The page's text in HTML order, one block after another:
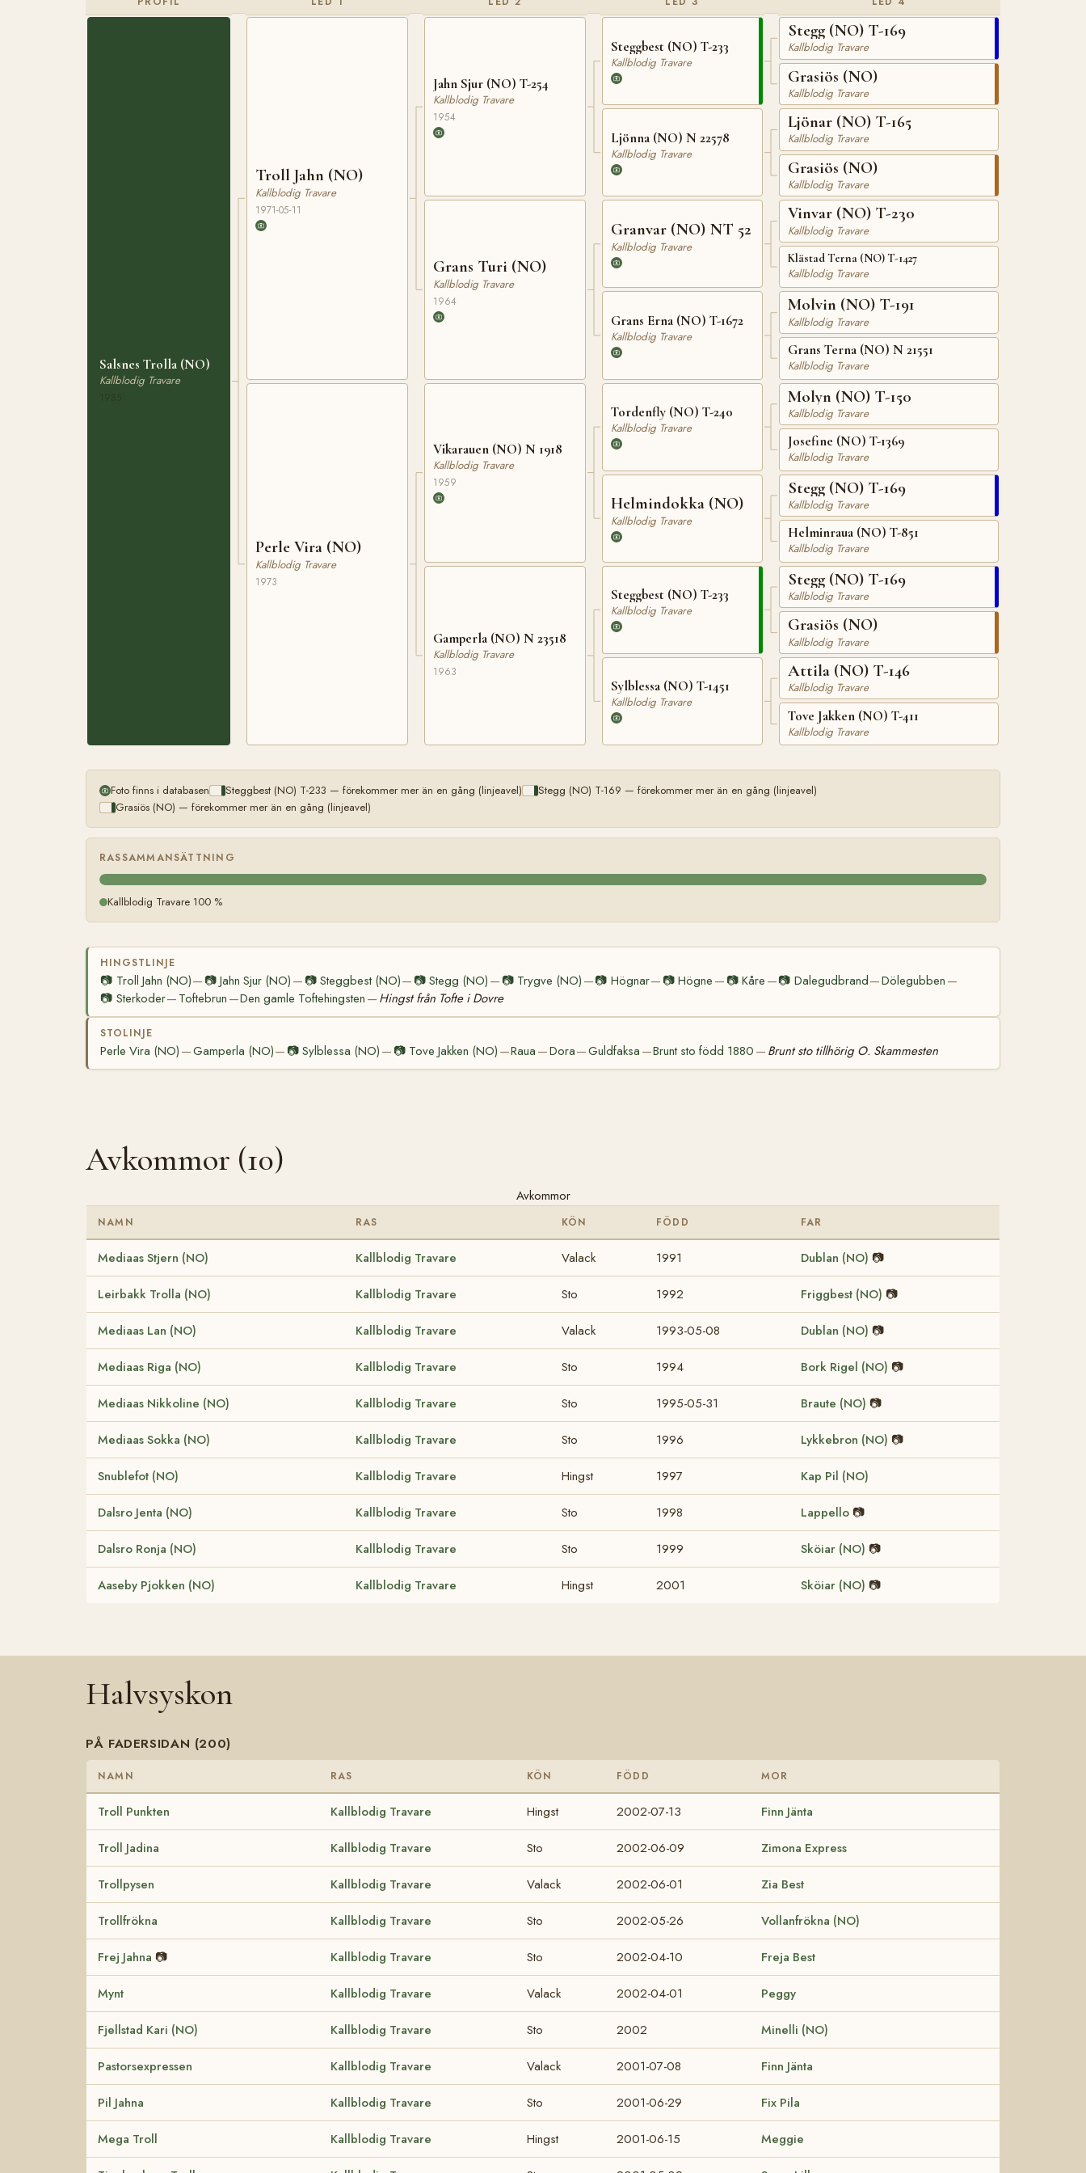
Salsnes Trolla (NO)
Kallblodig Travare
Troll Jahn (NO)
Kallblodig Travare
1971-05-11
Perle Vira (NO)
Kallblodig Travare
1973
Jahn Sjur (NO) T-254
Kallblodig Travare
1954
Grans Turi (NO)
Kallblodig Travare
1964
Vikarauen (NO) N 1918
Kallblodig Travare
1959
Gamperla (NO) N 23518
Kallblodig Travare
1963
Steggbest (NO) T-233
Kallblodig Travare
Ljönna (NO) N 22578
Kallblodig Travare
Granvar (NO) NT 52
Kallblodig Travare
Grans Erna (NO) T-1672
Kallblodig Travare
Tordenfly (NO) T-240
Kallblodig Travare
Helmindokka (NO)
Kallblodig Travare
Steggbest (NO) T-233
Kallblodig Travare
Sylblessa (NO) T-1451
Kallblodig Travare
Stegg (NO) T-169
Kallblodig Travare
Grasiös (NO)
Kallblodig Travare
Ljönar (NO) T-165
Kallblodig Travare
Grasiös (NO)
Kallblodig Travare
Vinvar (NO) T-230
Kallblodig Travare
Klästad Terna (NO) T-1427
Kallblodig Travare
Molvin (NO) T-191
Kallblodig Travare
Grans Terna (NO) N 21551
Kallblodig Travare
Molyn (NO) T-150
Kallblodig Travare
Josefine (NO) T-1369
Kallblodig Travare
Stegg (NO) T-169
Kallblodig Travare
Helminraua (NO) T-851
Kallblodig Travare
Stegg (NO) T-169
Kallblodig Travare
Grasiös (NO)
Kallblodig Travare
Attila (NO) T-146
Kallblodig Travare
Tove Jakken (NO) T-411
Kallblodig Travare
Foto finns i databasen Steggbest (NO) T-233 — förekommer mer än en gång (linjeavel)
Stegg (NO) T-169 — förekommer mer än en gång (linjeavel)
Grasiös (NO) — förekommer mer än en gång (linjeavel)
RASSAMMANSÄTTNING
Kallblodig Travare 100 %
HINGSTLINJE
📷 Troll Jahn (NO)— 📷Jahn Sjur (NO) — 📷 Steggbest (NO)— 📷 Stegg (NO) — 📷 Trygve (NO) —📷 Högnar— 📷Högne — 📷Kåre —📷 Dalegudbrand—Dölegubben —
📷 Sterkoder— Toftebrun —Den gamle Toftehingsten — Hingst från Tofte i Dovre
STOLINJE
Perle Vira (NO) —Gamperla (NO)— 📷Sylblessa (NO) — 📷 Tove Jakken (NO) —Raua —Dora—Guldfaksa —Brunt sto född 1880 — Brunt sto tillhörig O. Skammesten
Avkommor (10)
Avkommor
NAMN RAS KÖN FÖDD FAR
Mediaas Stjern (NO) Kallblodig Travare Valack 1991 Dublan (NO) 📷
Leirbakk Trolla (NO) Kallblodig Travare Sto 1992 Friggbest (NO) 📷
Mediaas Lan (NO) Kallblodig Travare Valack 1993-05-08 Dublan (NO) 📷
Mediaas Riga (NO) Kallblodig Travare Sto 1994 Bork Rigel (NO) 📷
Mediaas Nikkoline (NO) Kallblodig Travare Sto 1995-05-31 Braute (NO) 📷
Mediaas Sokka (NO) Kallblodig Travare Sto 1996 Lykkebron (NO) 📷
Snublefot (NO) Kallblodig Travare Hingst 1997 Kap Pil (NO)
Dalsro Jenta (NO) Kallblodig Travare Sto 1998 Lappello 📷
Dalsro Ronja (NO) Kallblodig Travare Sto 1999 Sköiar (NO) 📷
Aaseby Pjokken (NO) Kallblodig Travare Hingst 2001 Sköiar (NO) 📷
Halvsyskon
PÅ FADERSIDAN (200)
NAMN RAS KÖN FÖDD MOR
Troll Punkten Kallblodig Travare Hingst 2002-07-13 Finn Jänta
Troll Jadina Kallblodig Travare Sto 2002-06-09 Zimona Express
Trollpysen Kallblodig Travare Valack 2002-06-01 Zia Best
Trollfrökna Kallblodig Travare Sto 2002-05-26 Vollanfrökna (NO)
Frej Jahna 📷 Kallblodig Travare Sto 2002-04-10 Freja Best
Mynt Kallblodig Travare Valack 2002-04-01 Peggy
Fjellstad Kari (NO) Kallblodig Travare Sto 2002 Minelli (NO)
Pastorsexpressen Kallblodig Travare Valack 2001-07-08 Finn Jänta
Pil Jahna Kallblodig Travare Sto 2001-06-29 Fix Pila
Mega Troll Kallblodig Travare Hingst 2001-06-15 Meggie